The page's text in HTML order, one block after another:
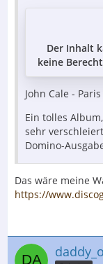
Der Inhalt
keine
John Cale -
Ein tolles
sehr
Domino-
Das wäre meine
https://
daddy_o